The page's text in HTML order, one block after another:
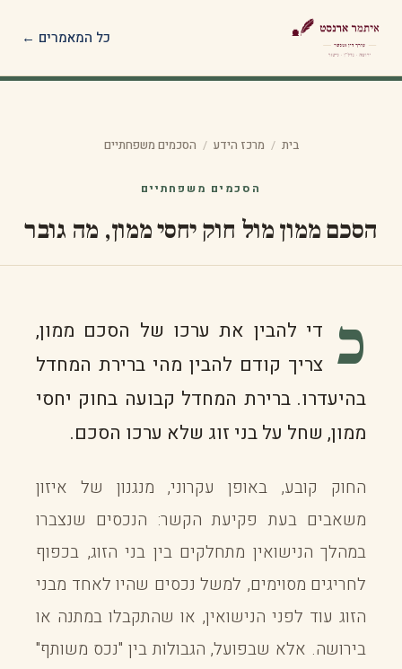
כל המאמרים ←
בית / מרכז הידע / הסכמים משפחתיים
הסכמים משפחתיים
הסכם ממון מול חוק יחסי ממון, מה גובר
כ די להבין את ערכו של הסכם ממון,
צריך קודם להבין מהי ברירת המחדל
בהיעדרו. ברירת המחדל קבועה בחוק יחסי
ממון, שחל על בני זוג שלא ערכו הסכם.
החוק קובע, באופן עקרוני, מנגנון של איזון
משאבים בעת פקיעת הקשר: הנכסים שנצברו
במהלך הנישואין מתחלקים בין בני הזוג, בכפוף
לחריגים מסוימים, למשל נכסים שהיו לאחד מבני
הזוג עוד לפני הנישואין, או שהתקבלו במתנה או
בירושה. אלא שבפועל, הגבולות בין "נכס משותף"